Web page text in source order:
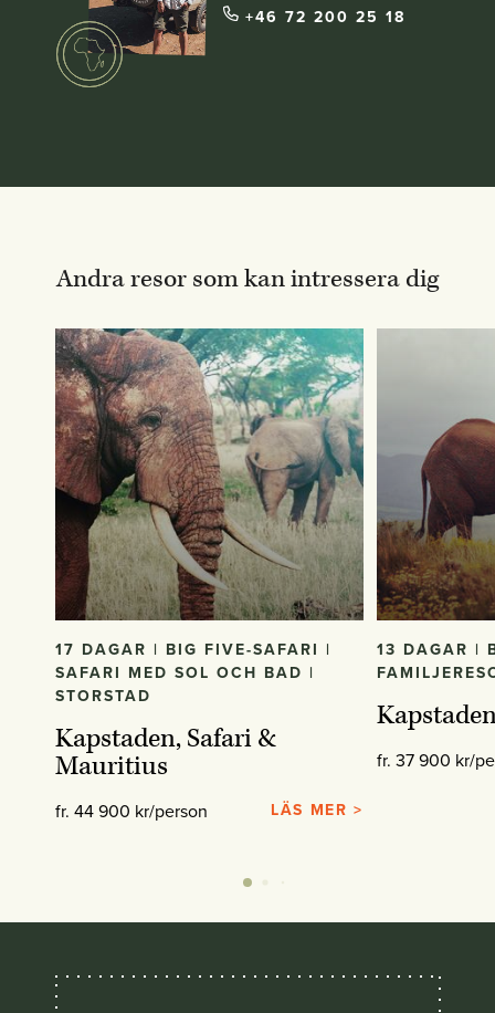
+46 72 200 25 18
Andra resor som kan intressera dig
17 DAGAR | BIG FIVE-SAFARI |
SAFARI MED SOL OCH BAD |
STORSTAD
Kapstaden, Safari &
Mauritius
fr. 44 900 kr/person LÄS MER >
13 DAGAR |
fr. 37 900 kr/